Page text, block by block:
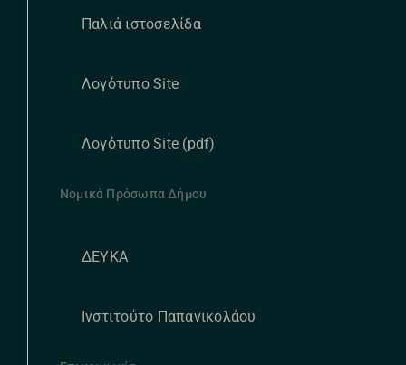
Παλιά ιστοσελίδα
Λογότυπο Site
Λογότυπο Site (pdf)
Νομικά Πρόσωπα Δήμου
ΔΕΥΚΑ
Ινστιτούτο Παπανικολάου